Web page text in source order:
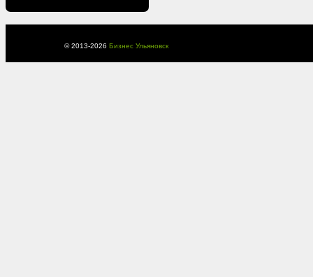
© 2013-2026 Бизнес Ульяновск